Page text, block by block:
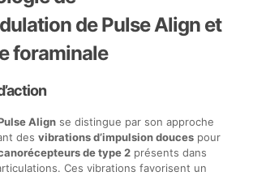
de Pulse Align et
foraminale
Alignse distingue par son approche
des vibrations d’impulsion doucespour
de type 2présents dans
Ces vibrations favorisent un